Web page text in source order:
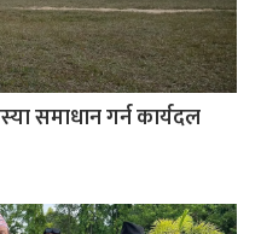
समाधान गर्न कार्यदल